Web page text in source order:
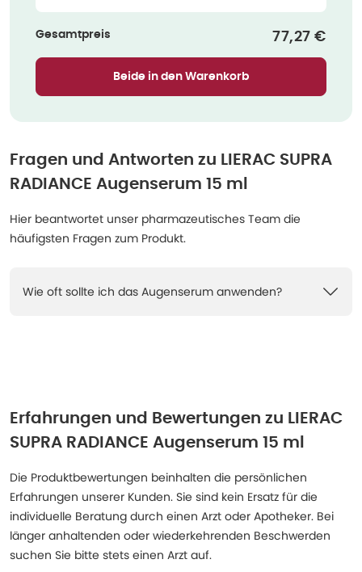
Gesamtpreis 77,27 €
Beide in den Warenkorb
Fragen und Antworten zu LIERAC SUPRA
RADIANCE Augenserum 15 ml
Hier beantwortet unser pharmazeutisches Team die
häufigsten Fragen zum Produkt.
Wie oft sollte ich das Augenserum anwenden?
Erfahrungen und Bewertungen zu LIERAC
SUPRA RADIANCE Augenserum 15 ml
Die Produktbewertungen beinhalten die persönlichen
Erfahrungen unserer Kunden. Sie sind kein Ersatz für die
individuelle Beratung durch einen Arzt oder Apotheker. Bei
länger anhaltenden oder wiederkehrenden Beschwerden
suchen Sie bitte stets einen Arzt auf.